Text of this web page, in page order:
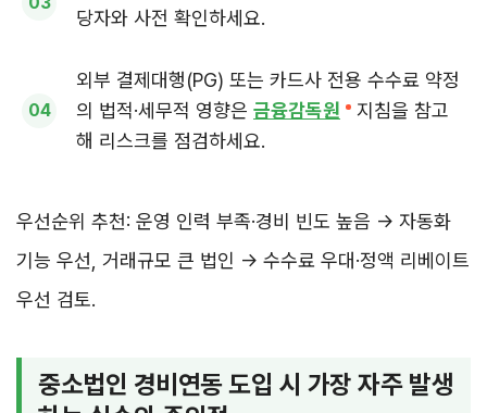
당자와 사전 확인하세요.
외부 결제대행(PG) 또는 카드사 전용 수수료 약정
의 법적·세무적 영향은 금융감독원
지침을 참고
해 리스크를 점검하세요.
우선순위 추천: 운영 인력 부족·경비 빈도 높음 → 자동화
기능 우선, 거래규모 큰 법인 → 수수료 우대·정액 리베이트
우선 검토.
중소법인 경비연동 도입 시 가장 자주 발생